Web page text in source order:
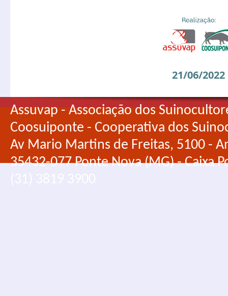
21/06/2022
Assuvap - Associação dos
Coosuiponte - Cooperativa dos
Av Mario Martins de Freitas, 5100 -
35432-077 Ponte Nova (MG) - Caixa